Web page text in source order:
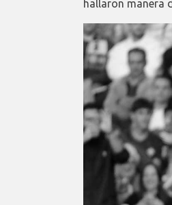
hallaron manera